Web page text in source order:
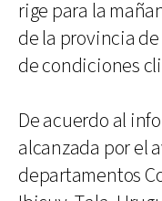
rige para la
de la provincia
de condiciones
De acuerdo al
alcanzada por el
departamentos